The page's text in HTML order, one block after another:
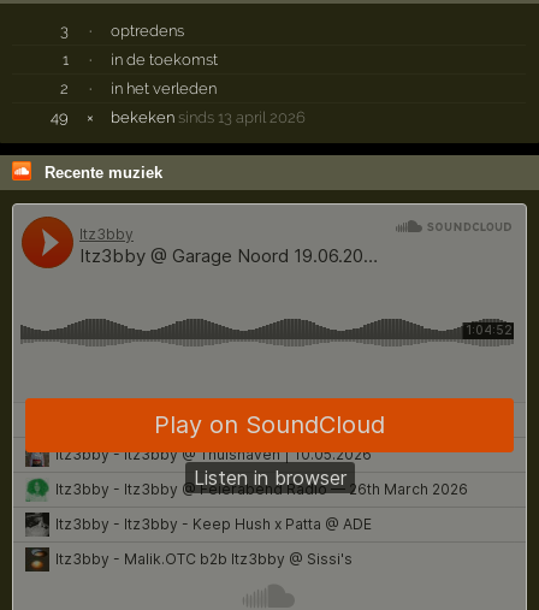
3 ·
optredens
1
·
in de toekomst
2
·
in het verleden
49
× bekeken sinds 13 april 2026
Recente muziek